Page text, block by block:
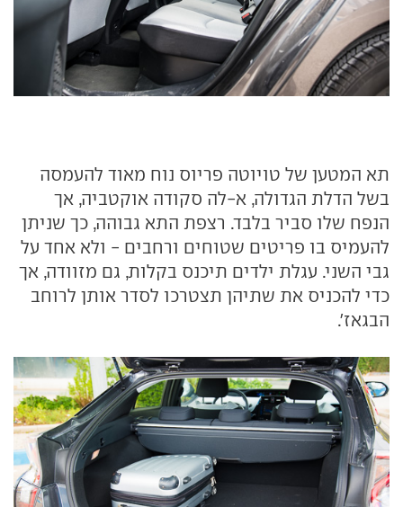
תא המטען של טויוטה פריוס נוח מאוד להעמסה
בשל הדלת הגדולה, א-לה סקודה אוקטביה, אך
הנפח שלו סביר בלבד. רצפת התא גבוהה, כך שניתן
להעמיס בו פריטים שטוחים ורחבים - ולא אחד על
גבי השני. עגלת ילדים תיכנס בקלות, גם מזוודה, אך
כדי להכניס את שתיהן תצטרכו לסדר אותן לרוחב
הבגאז'.